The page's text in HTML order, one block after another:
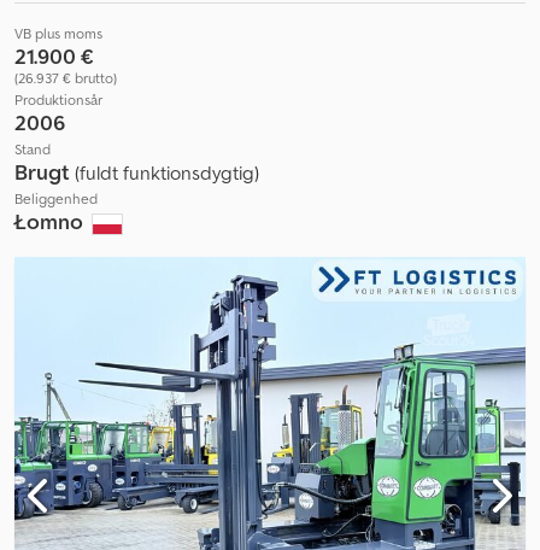
VB plus moms
21.900 €
(26.937 € brutto)
Produktionsår
2006
Stand
Brugt (fuldt funktionsdygtig)
Beliggenhed
Łomno